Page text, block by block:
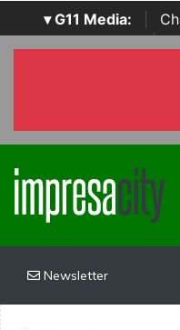
▾ G11 Media:
SecurityOpenLab |
Newsletter